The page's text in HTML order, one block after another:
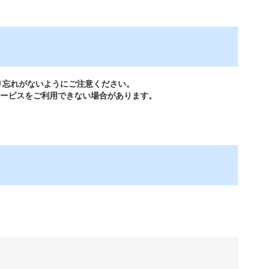
れがないようにご注意ください。
ビスをご利用できない場合があります。